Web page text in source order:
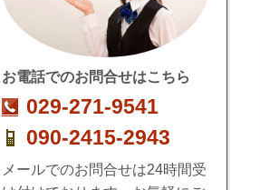
お電話でのお問合せはこちら
029-271-9541
090-2415-2943
メールでのお問合せは24時間受